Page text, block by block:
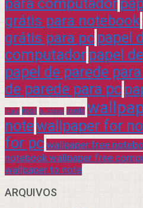
grátis para notebook
grátis para pc papel
computador papel
papel de parede
de parede para pc
praia rock sucesso verde
notewallpaper for
for pc wallpaper free
notebook wallpaper free
wallpaper to note
ARQUIVOS